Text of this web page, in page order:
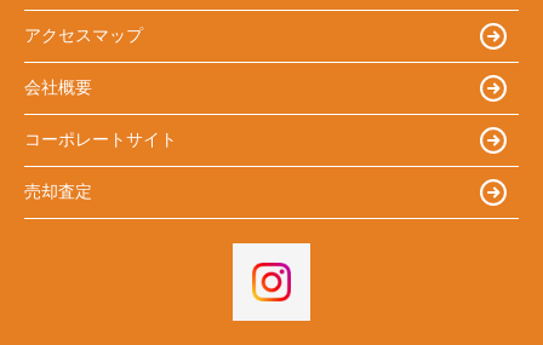
アクセスマップ
会社概要
コーポレートサイト
売却査定